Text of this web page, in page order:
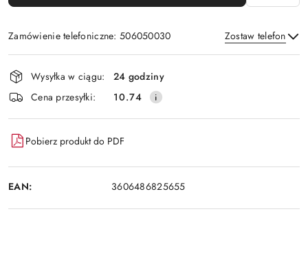
Zamówienie telefoniczne: 506050030 Zostaw telefon
Wyślij
Dostępność
i
dostawa
Wysyłka w ciągu:
24 godziny
Cena przesyłki:
10.74
Pobierz produkt do PDF
EAN: 3606486825655